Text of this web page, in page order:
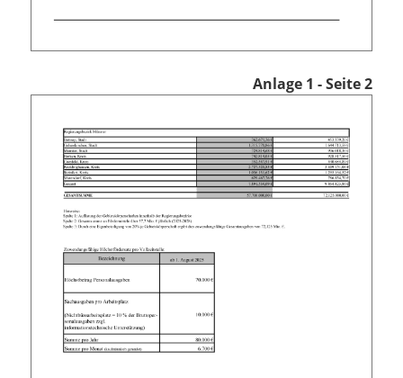
Anlage 1 - Seite 2